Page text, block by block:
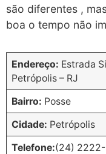
são diferentes ,
boa o tempo não
Endereço: Estrada
Petrópolis – RJ
Bairro: Posse
Cidade: Petrópolis
Telefone:(24)